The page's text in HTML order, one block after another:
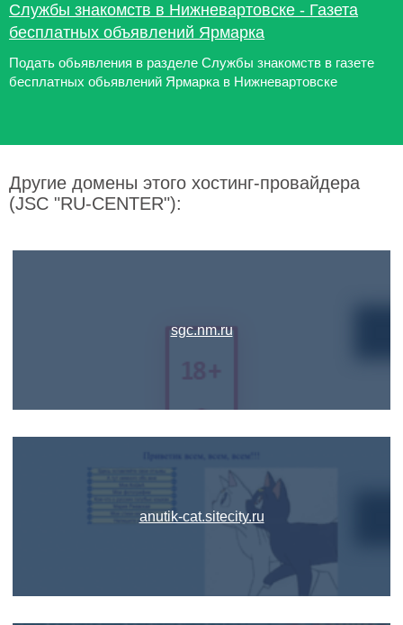
Службы знакомств в Нижневартовске - Газета
бесплатных объявлений Ярмарка
Подать обьявления в разделе Службы знакомств в газете
бесплатных обьявлений Ярмарка в Нижневартовске
Другие домены этого хостинг-провайдера
(JSC "RU-CENTER"):
sgc.nm.ru
anutik-cat.sitecity.ru